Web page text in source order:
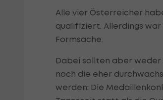
Alle vier Österreicher
qualifiziert. Allerdings
Formsache.
Dabei sollten aber weder
noch die eher
werden: Die